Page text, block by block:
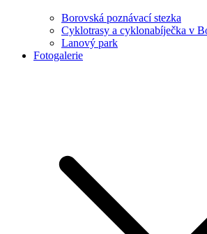
Borovská poznávací stezka
Cyklotrasy a cyklonabíječka v
Lanový park
Fotogalerie